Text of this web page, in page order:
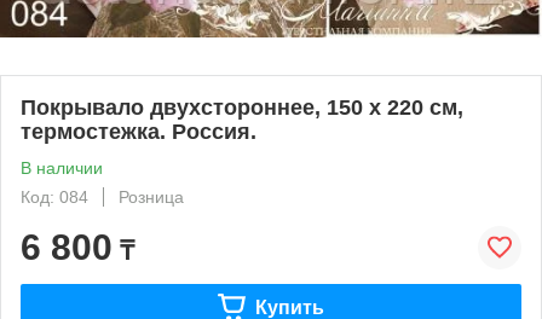
Покрывало двухстороннее, 150 х 220 см,
термостежка. Россия.
В наличии
Код: 084
Розница
6 800 ₸
Купить